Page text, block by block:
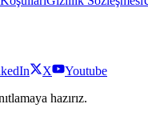
X
Youtube
hazırız.